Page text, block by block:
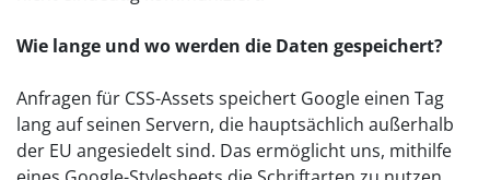
Wie lange und wo werden die Daten gespeichert?
Anfragen für CSS-Assets speichert Google einen Tag
lang auf seinen Servern, die hauptsächlich außerhalb
der EU angesiedelt sind. Das ermöglicht uns, mithilfe